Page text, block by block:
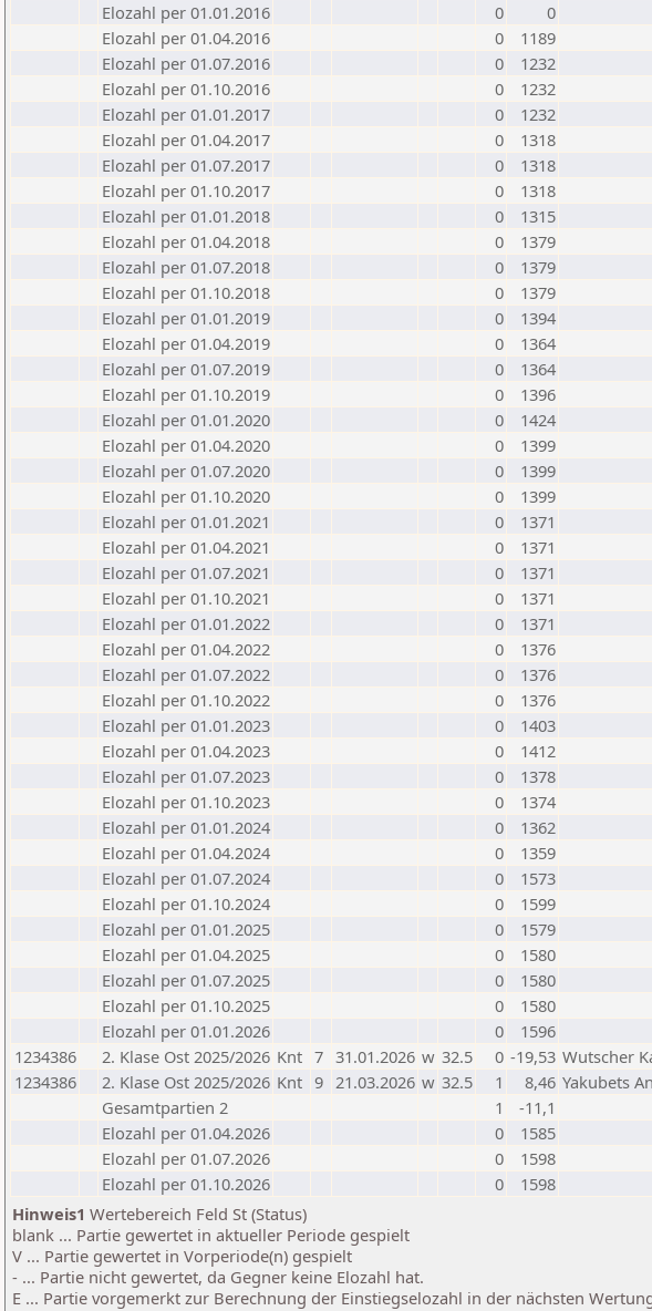
Elozahl per 01.01.2016
0
0
Elozahl per 01.04.2016
0
1189
Elozahl per 01.07.2016
0
1232
Elozahl per 01.10.2016
0
1232
Elozahl per 01.01.2017
0
1232
Elozahl per 01.04.2017
0
1318
Elozahl per 01.07.2017
0
1318
Elozahl per 01.10.2017
0
1318
Elozahl per 01.01.2018
0
1315
Elozahl per 01.04.2018
0
1379
Elozahl per 01.07.2018
0
1379
Elozahl per 01.10.2018
0
1379
Elozahl per 01.01.2019
0
1394
Elozahl per 01.04.2019
0
1364
Elozahl per 01.07.2019
0
1364
Elozahl per 01.10.2019
0
1396
Elozahl per 01.01.2020
0
1424
Elozahl per 01.04.2020
0
1399
Elozahl per 01.07.2020
0
1399
Elozahl per 01.10.2020
0
1399
Elozahl per 01.01.2021
0
1371
Elozahl per 01.04.2021
0
1371
Elozahl per 01.07.2021
0
1371
Elozahl per 01.10.2021
0
1371
Elozahl per 01.01.2022
0
1371
Elozahl per 01.04.2022
0
1376
Elozahl per 01.07.2022
0
1376
Elozahl per 01.10.2022
0
1376
Elozahl per 01.01.2023
0
1403
Elozahl per 01.04.2023
0
1412
Elozahl per 01.07.2023
0
1378
Elozahl per 01.10.2023
0
1374
Elozahl per 01.01.2024
0
1362
Elozahl per 01.04.2024
0
1359
Elozahl per 01.07.2024
0
1573
Elozahl per 01.10.2024
0
1599
Elozahl per 01.01.2025
0
1579
Elozahl per 01.04.2025
0
1580
Elozahl per 01.07.2025
0
1580
Elozahl per 01.10.2025
0
1580
Elozahl per 01.01.2026
0
1596
1234386
2. Klase Ost 2025/2026 Knt 7 31.01.2026 w 32.5 0 -19,53 Wutscher
1234386
2. Klase Ost 2025/2026 Knt 9 21.03.2026 w 32.5 1 8,46 Yakubets
Gesamtpartien 2
1
-11,1
Elozahl per 01.04.2026
0
1585
Elozahl per 01.07.2026
0
1598
Elozahl per 01.10.2026
0
1598
Hinweis1 Wertebereich Feld St (Status)
blank ... Partie gewertet in aktueller Periode gespielt
V ... Partie gewertet in Vorperiode(n) gespielt
- ... Partie nicht gewertet, da Gegner keine Elozahl hat.
E ... Partie vorgemerkt zur Berechnung der Einstiegselozahl in der nächsten